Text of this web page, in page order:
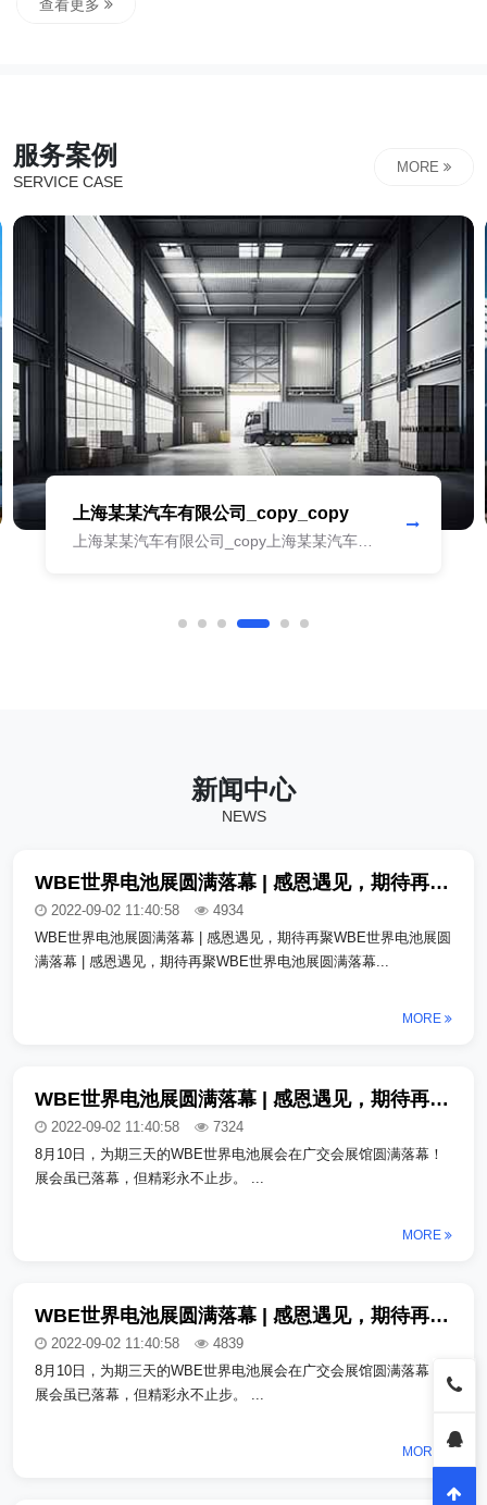
业升级赋...
查看更多
服务案例
SERVICE CASE
MORE
上海某某汽车有限公司_copy_copy
上海某某汽车有限公司_copy上海某某汽车有
汽车有限公司_copy上海某某汽车有限公司
新闻中心
NEWS
WBE世界电池展圆满落幕 | 感恩遇见，期待再聚_copy_copy
2022-09-02 11:40:58
4934
WBE世界电池展圆满落幕 | 感恩遇见，期待再聚WBE世界电池展圆
满落幕 | 感恩遇见，期待再聚WBE世界电池展圆满落幕...
MORE
WBE世界电池展圆满落幕 | 感恩遇见，期待再聚_copy_copy_copy
2022-09-02 11:40:58
7324
8月10日，为期三天的WBE世界电池展会在广交会展馆圆满落幕！
MORE
WBE世界电池展圆满落幕 | 感恩遇见，期待再聚_copy_copy_copy
2022-09-02 11:40:58
4839
8月10日，为期三天的WBE世界电池展会在广交会展馆圆满落幕！
MORE